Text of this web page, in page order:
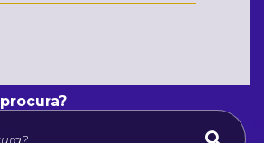
O que voce procura?